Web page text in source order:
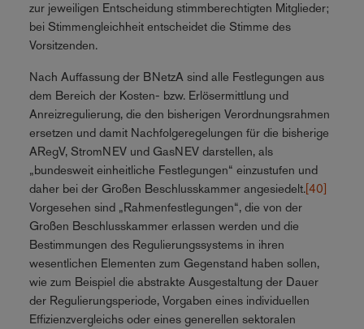
zur jeweiligen Entscheidung stimmberechtigten Mitglieder;
bei Stimmengleichheit entscheidet die Stimme des
Vorsitzenden.
Nach Auffassung der BNetzA sind alle Festlegungen aus
dem Bereich der Kosten- bzw. Erlösermittlung und
Anreizregulierung, die den bisherigen Verordnungsrahmen
ersetzen und damit Nachfolgeregelungen für die bisherige
ARegV, StromNEV und GasNEV darstellen, als
„bundesweit einheitliche Festlegungen“ einzustufen und
daher bei der Großen Beschlusskammer angesiedelt.[40]
Vorgesehen sind „Rahmenfestlegungen“, die von der
Großen Beschlusskammer erlassen werden und die
Bestimmungen des Regulierungssystems in ihren
wesentlichen Elementen zum Gegenstand haben sollen,
wie zum Beispiel die abstrakte Ausgestaltung der Dauer
der Regulierungsperiode, Vorgaben eines individuellen
Effizienzvergleichs oder eines generellen sektoralen